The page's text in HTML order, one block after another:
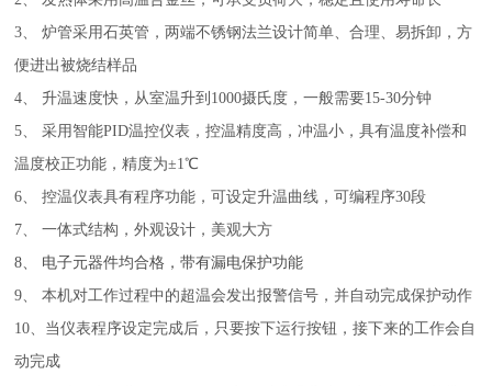
3、炉管采用石英管，两端不锈钢法兰设计简单、合理、易拆卸，方
便进出被烧结样品
4、 升温速度快，从室温升到1000摄氏度，一般需要15-30分钟
5、采用智能PID温控仪表，控温精度高，冲温小，具有温度补偿和
温度校正功能，精度为±1℃
6、控温仪表具有程序功能，可设定升温曲线，可编程序30段
7、一体式结构，外观设计， 美观大方
8、 电子元器件均合格 ，带有漏电保护功能
9、本机对工作过程中的超温会发出报警信号，并自动完成保护动作
10、当仪表程序设定完成后，只要按下运行按钮，接下来的工作会自
动完成